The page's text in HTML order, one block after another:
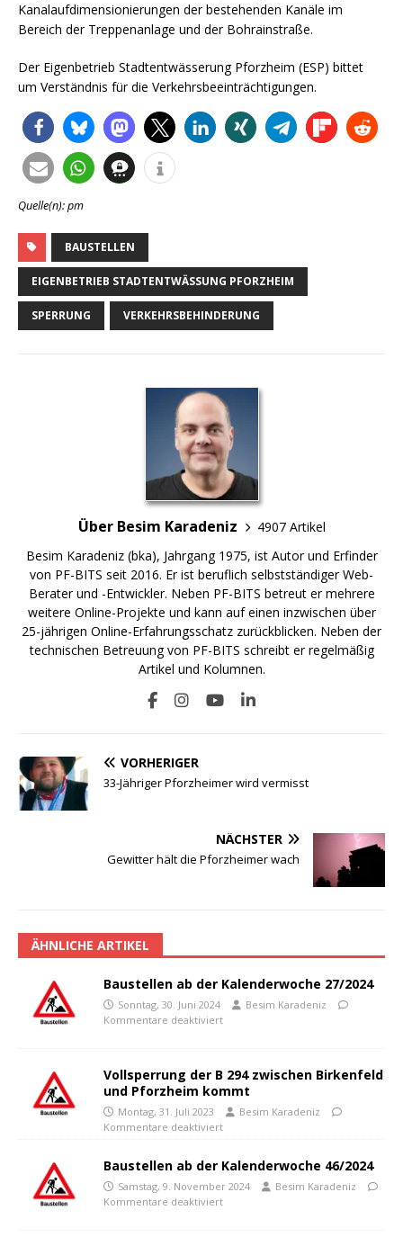
Kanalaufdimensionierungen der bestehenden Kanäle im
Bereich der Treppenanlage und der Bohrainstraße.
Der Eigenbetrieb Stadtentwässerung Pforzheim (ESP) bittet
um Verständnis für die Verkehrsbeeinträchtigungen.
Quelle(n): pm
BAUSTELLEN
EIGENBETRIEB STADTENTWÄSSUNG PFORZHEIM
SPERRUNG VERKEHRSBEHINDERUNG
Über Besim Karadeniz
4907 Artikel
Besim Karadeniz (bka), Jahrgang 1975, ist Autor und Erfinder
von PF-BITS seit 2016. Er ist beruflich selbstständiger Web-
Berater und -Entwickler. Neben PF-BITS betreut er mehrere
weitere Online-Projekte und kann auf einen inzwischen über
25-jährigen Online-Erfahrungsschatz zurückblicken. Neben der
technischen Betreuung von PF-BITS schreibt er regelmäßig
Artikel und Kolumnen.
VORHERIGER
33-Jähriger Pforzheimer wird vermisst
NÄCHSTER
Gewitter hält die Pforzheimer wach
ÄHNLICHE ARTIKEL
Baustellen ab der Kalenderwoche 27/2024
Sonntag, 30. Juni 2024
Besim Karadeniz
Kommentare deaktiviert
Vollsperrung der B 294 zwischen Birkenfeld
und Pforzheim kommt
Montag, 31. Juli 2023
Besim Karadeniz
Kommentare deaktiviert
Baustellen ab der Kalenderwoche 46/2024
Samstag, 9. November 2024
Besim Karadeniz
Kommentare deaktiviert